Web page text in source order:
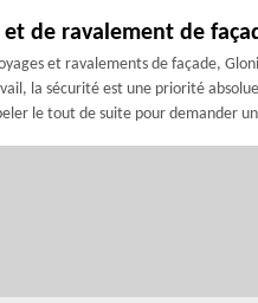
de ravalement de
et ravalements de façade,
la sécurité est une priorité
le tout de suite pour demander